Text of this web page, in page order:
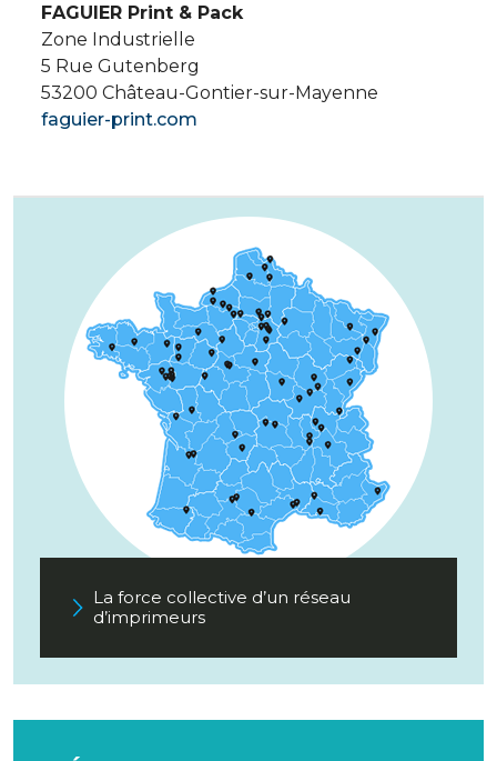
FAGUIER Print & Pack
Zone Industrielle
5 Rue Gutenberg
53200 Château-Gontier-sur-Mayenne
faguier-print.com
La force collective d’un réseau
d’imprimeurs